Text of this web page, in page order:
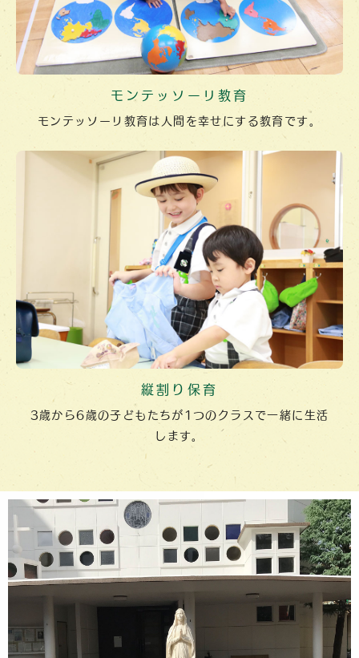
モンテッソーリ教育
モンテッソーリ教育は人間を幸せにする教育です。
縦割り保育
3歳から6歳の子どもたちが1つのクラスで一緒に生活
します。